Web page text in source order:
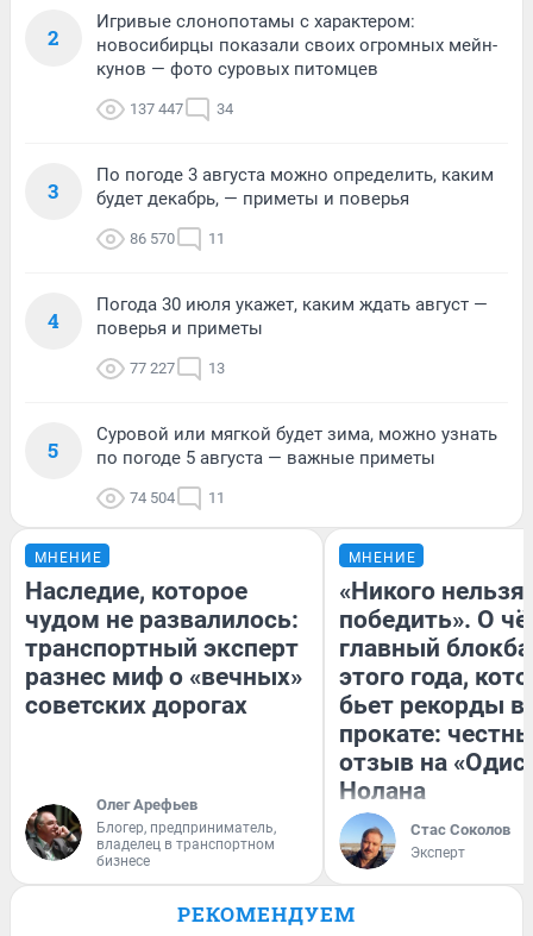
2
Игривые слонопотамы с характером:
новосибирцы показали своих огромных мейн-
кунов — фото суровых питомцев
137 447 34
3
По погоде 3 августа можно определить, каким
будет декабрь, — приметы и поверья
86 570 11
4
Погода 30 июля укажет, каким ждать август —
поверья и приметы
77 227 13
5
Суровой или мягкой будет зима, можно узнать
по погоде 5 августа — важные приметы
74 504 11
МНЕНИЕ
Наследие, которое
чудом не развалилось:
транспортный эксперт
разнес миф о «вечных»
советских дорогах
Олег Арефьев
Блогер, предприниматель,
владелец в транспортном
бизнесе
МНЕНИЕ
«Никого нельзя
победить». О
главный
этого года,
бьет рекорды в
прокате:
отзыв на
Нолана
Стас Соколов
Эксперт
РЕКОМЕНДУЕМ